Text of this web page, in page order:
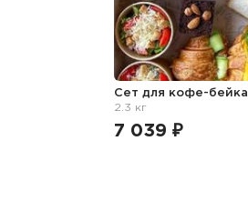
Сет для кофе-бейка
2.3 кг
7 039 ₽